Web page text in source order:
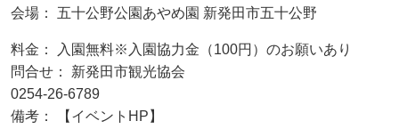
会場： 五十公野公園あやめ園 新発田市五十公野
料金： 入園無料※入園協力金（100円）のお願いあり
問合せ： 新発田市観光協会
0254-26-6789
備考： 【イベントHP】